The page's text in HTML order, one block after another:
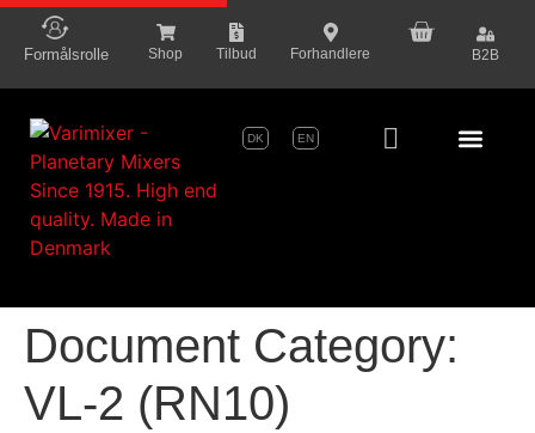
content
Formålsrolle Shop Tilbud Forhandlere B2B
DK EN
Document Category:
VL-2 (RN10)